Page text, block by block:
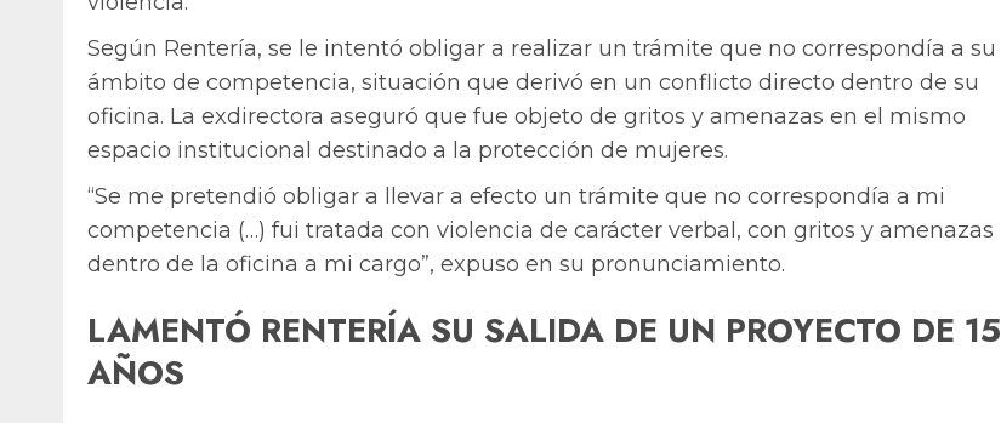
Según Rentería, se le intentó obligar a realizar un trámite que no correspondía a su
ámbito de competencia, situación que derivó en un conflicto directo dentro de su
oficina. La exdirectora aseguró que fue objeto de gritos y amenazas en el mismo
espacio institucional destinado a la protección de mujeres.
“Se me pretendió obligar a llevar a efecto un trámite que no correspondía a mi
competencia (…) fui tratada con violencia de carácter verbal, con gritos y amenazas
dentro de la oficina a mi cargo”, expuso en su pronunciamiento.
LAMENTÓ RENTERÍA SU SALIDA DE UN PROYECTO DE 15
AÑOS